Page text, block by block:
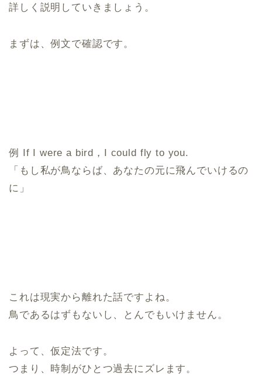
詳しく説明していきましょう。
まずは、例文で確認です。
例 If I were a bird，I could fly to you.
「もし私が鳥ならば、あなたの元に飛んでいけるの
に」
これは現実から離れた話ですよね。
鳥であるはずもないし、とんでもいけません。
よって、仮定法です。
つまり、時制がひとつ過去にズレます。